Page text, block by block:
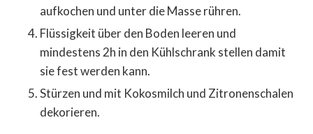
aufkochen und unter die Masse rühren.
Flüssigkeit über den Boden leeren und
mindestens 2h in den Kühlschrank stellen damit
sie fest werden kann.
Stürzen und mit Kokosmilch und Zitronenschalen
dekorieren.